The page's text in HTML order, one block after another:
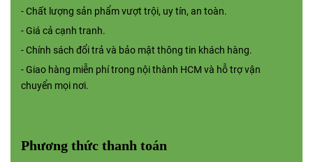
- Chất lượng sản phẩm vượt trội, uy tín, an toàn.
- Giá cả cạnh tranh.
- Chính sách đổi trả và bảo mật thông tin khách hàng.
- Giao hàng miễn phí trong nội thành HCM và hỗ trợ vận
chuyển mọi nơi.
Phương thức thanh toán